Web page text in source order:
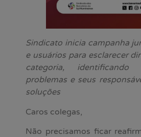
Sindicato inicia campanha
e usuários para esclarecer
categoria, identificando
problemas e seus
soluções
Caros colegas,
Não precisamos ficar